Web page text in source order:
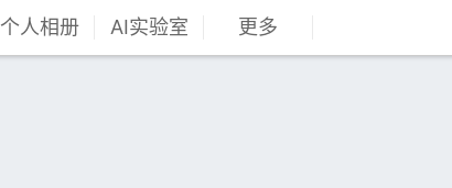
个人相册 AI实验室 更多